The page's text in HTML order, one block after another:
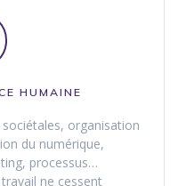
HUMAINE
organisation
du numérique,
processus…
ne cessent